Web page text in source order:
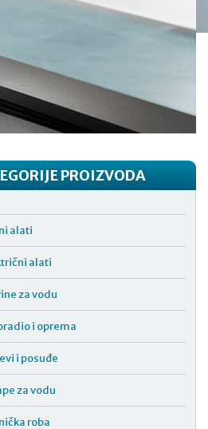
PROIZVODA
alati
alati
za vodu
i oprema
i posuđe
za vodu
roba